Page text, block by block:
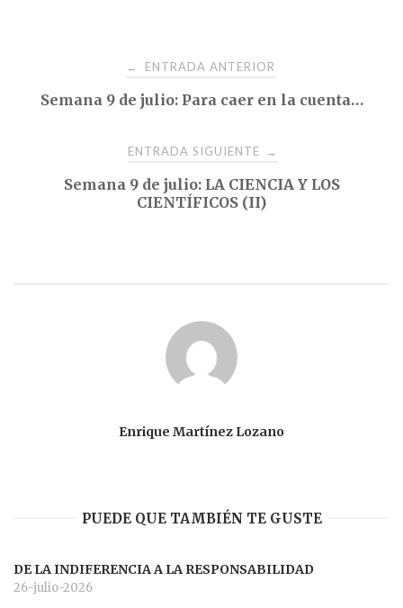
Navegación
de
← ENTRADA ANTERIOR
Semana 9 de julio: Para caer en la cuenta…
ENTRADA SIGUIENTE →
Semana 9 de julio: LA CIENCIA Y LOS
CIENTÍFICOS (II)
Enrique Martínez Lozano
PUEDE QUE TAMBIÉN TE GUSTE
DE LA INDIFERENCIA A LA RESPONSABILIDAD
26-julio-2026